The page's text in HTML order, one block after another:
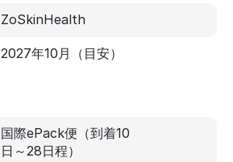
ZoSkinHealth
2027年10月 （目安）
国際ePack便（到着10
日～28日程）